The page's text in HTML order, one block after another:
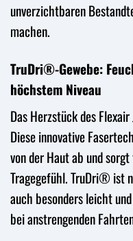
unverzichtbaren
machen.
TruDri®-Gewebe:
höchstem Niveau
Das Herzstück des
Diese innovative
von der Haut ab und
Tragegefühl. TruDri® ist
auch besonders leicht
bei anstrengenden